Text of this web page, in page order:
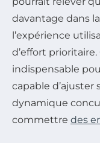
davantage dans
l’expérience
d’effort
indispensable
capable d’ajuster
dynamique
commettre des